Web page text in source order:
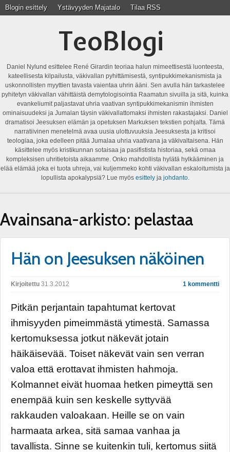
Blogin esittely Ystävyyden Majatalo Tilaa RSS
TeoBlogi
Daniel Nylund esittelee René Girardin teoriaa halun mimeettisestä luonteesta,
kateellisesta kilpailusta, väkivallan pyhittämisestä, syntipukkimekanismista ja
uskonnollisten myyttien tavasta vaientaa uhrin ääni. Sen avulla hän tarkastelee
pyhitetyn väkivallan vähittäistä demytologisointia Raamatun sivuilla ja sitä, kuinka
evankeliumit paljastavat uhria vaativan syntipukkimekanismin ihmisten
ominaisuudeksi ja Jumalan täysin väkivallattomaksi ihmisten rakastajaksi. Daniel
dramatisoi Jeesuksen elämän ja opetuksen Markuksen tekstien pohjalta. Tämä
narratiivinen menetelmä avaa uusia ulottuvuuksia Jeesuksesta ja kritisoi
teologiaa, joka edelleen pitää Jumalaa uhria vaativana ja väkivaltaisena. Hän
käsittelee myös kristikunnan sotaisaa ja pasifistista historiaa, sekä omaa
kompleksisen uhritietoista aikaamme. Onko mahdollista hylätä hylkääminen ja
elää elämää joka ei tuota uhreja, vai kuljemmeko kohti väkivallan eskaloitumista ja
lopullista apokalypsiä? Lue myös esittelyja johdanto.
Avainsana-arkisto: pelastaa
Hän on Jeesuksen näköinen
Kirjoitettu 31.3.2012 1 kommentti
Pitkän perjantain tapahtumat kertovat
ihmisyyden pimeimmästä ytimestä. Samassa
kertomuksessa jotkut näkevät jotain
häikäisevää. Toiset näkevät vain sen verran
valoa että erottavat ihmisten hahmoja.
Kolmannet eivät huomaa hetken pimeyttä sen
enempää kuin sen keskelle syttyvää
rakkauden valoakaan. Heille se on vain
harmaata arkea, sitä samaa vanhaa ja
tavallista. Sinne se kuitenkin tuli, kertomus siitä